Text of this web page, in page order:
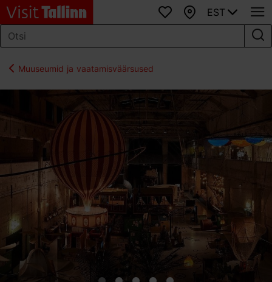
Lemmikud
Kaart
EST
Muuseumid ja vaatamisväärsused